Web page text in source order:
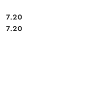
Cena:
7.20
Cena:
7.20